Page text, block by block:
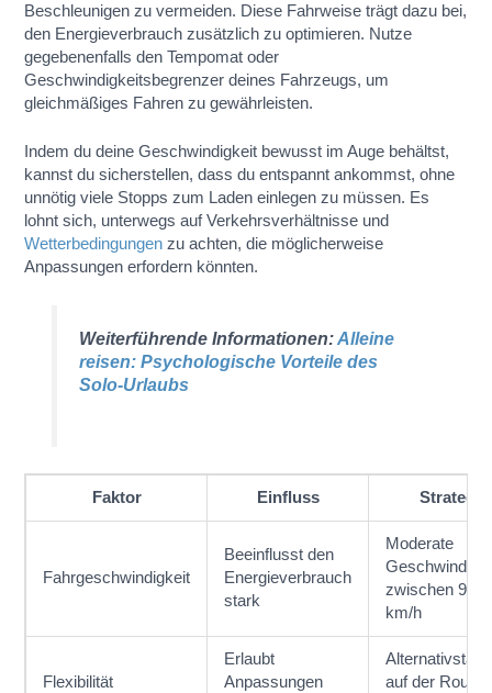
Beschleunigen zu vermeiden. Diese Fahrweise trägt dazu bei,
den Energieverbrauch zusätzlich zu optimieren. Nutze
gegebenenfalls den Tempomat oder
Geschwindigkeitsbegrenzer deines Fahrzeugs, um
gleichmäßiges Fahren zu gewährleisten.
Indem du deine Geschwindigkeit bewusst im Auge behältst,
kannst du sicherstellen, dass du entspannt ankommst, ohne
unnötig viele Stopps zum Laden einlegen zu müssen. Es
lohnt sich, unterwegs auf Verkehrsverhältnisse und
Wetterbedingungen zu achten, die möglicherweise
Anpassungen erfordern könnten.
Weiterführende Informationen:Alleine
reisen: Psychologische Vorteile des
Solo-Urlaubs
Faktor Einfluss Strategie
Fahrgeschwindigkeit
Beeinflusst den
Energieverbrauch
stark
Moderate
zwischen 90-
km/h
Flexibilität
Erlaubt
Anpassungen
auf der Route